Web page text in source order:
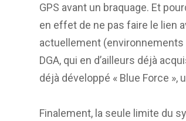
GPS avant un braquage. Et
en effet de ne pas faire le lien
actuellement (environnements
DGA, qui en d’ailleurs déjà
déjà développé « Blue Force
Finalement, la seule limite du